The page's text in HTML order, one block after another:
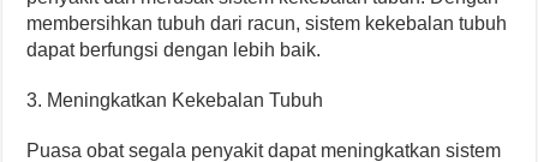
membersihkan tubuh dari racun, sistem kekebalan tubuh
dapat berfungsi dengan lebih baik.
3. Meningkatkan Kekebalan Tubuh
Puasa obat segala penyakit dapat meningkatkan sistem